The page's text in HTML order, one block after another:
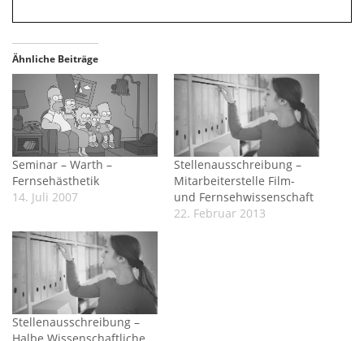
Ähnliche Beiträge
Seminar – Warth –
Fernsehästhetik
14. Juli 2007
Stellenausschreibung –
Mitarbeiterstelle Film-
und Fernsehwissenschaft
22. Februar 2013
Stellenausschreibung –